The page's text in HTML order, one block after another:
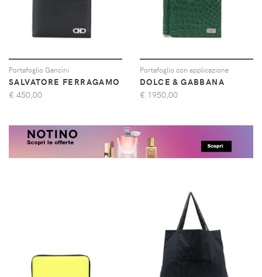
Portafoglio Gancini
SALVATORE FERRAGAMO
€ 450,00
Portafoglio con applicazione
DOLCE & GABBANA
€ 1950,00